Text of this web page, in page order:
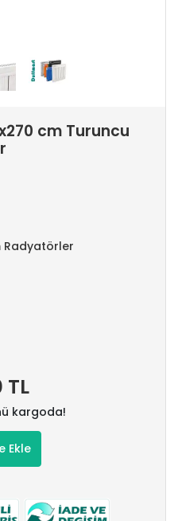
cm Turuncu
Radyatörler
TL
kargoda!
Ekle